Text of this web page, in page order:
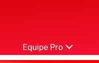
Equipe Pro